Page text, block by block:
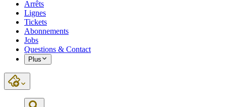
Arrêts
Lignes
Tickets
Abonnements
Jobs
Questions & Contact
Plus